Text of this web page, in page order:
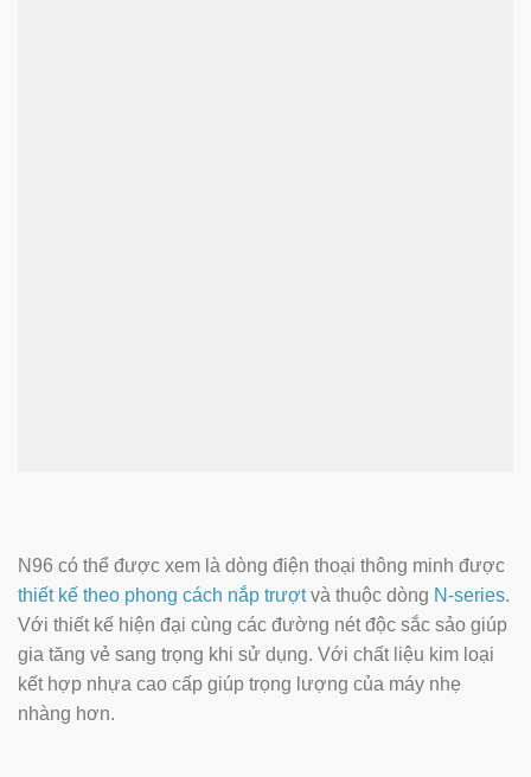
N96 có thể được xem là dòng điện thoại thông minh được
thiết kế theo phong cách nắp trượtvà thuộc dòng N-series.
Với thiết kế hiện đại cùng các đường nét độc sắc sảo giúp
gia tăng vẻ sang trọng khi sử dụng. Với chất liệu kim loại
kết hợp nhựa cao cấp giúp trọng lượng của máy nhẹ
nhàng hơn.